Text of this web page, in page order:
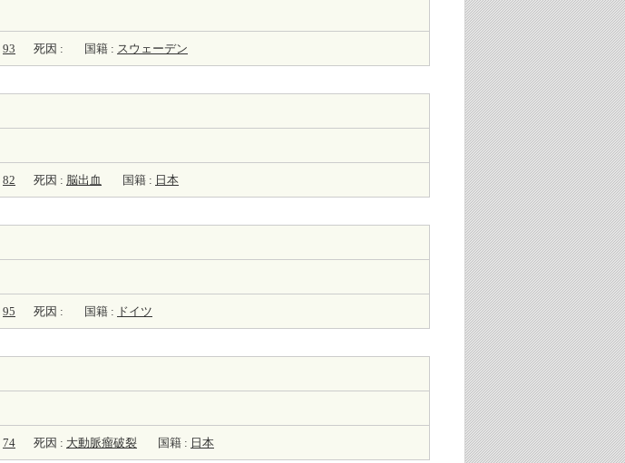
93 死因 : 国籍 : スウェーデン
82 死因 : 脳出血 国籍 : 日本
95 死因 : 国籍 : ドイツ
74 死因 : 大動脈瘤破裂 国籍 : 日本